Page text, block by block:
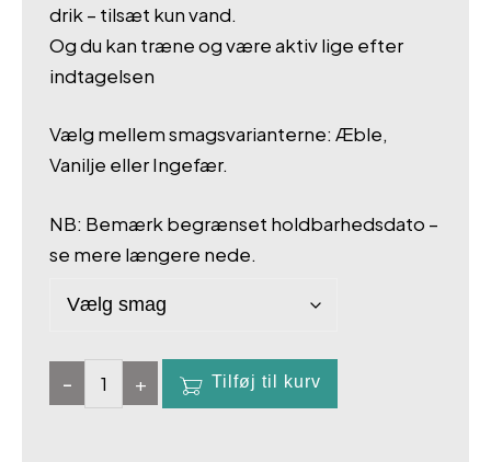
drik – tilsæt kun vand.
Og du kan træne og være aktiv lige efter
indtagelsen
Vælg mellem smagsvarianterne: Æble,
Vanilje eller Ingefær.
NB: Bemærk begrænset holdbarhedsdato –
se mere længere nede.
-
am.pm.
+ Tilføj til kurv